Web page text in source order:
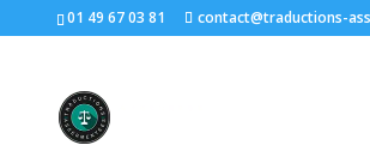
01 49 67 03 81 contact@traductions-